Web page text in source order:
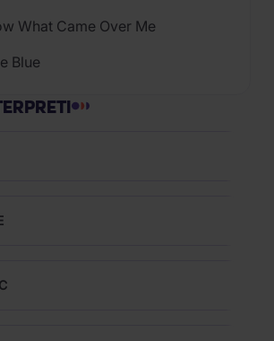
What Came Over Me
Blue